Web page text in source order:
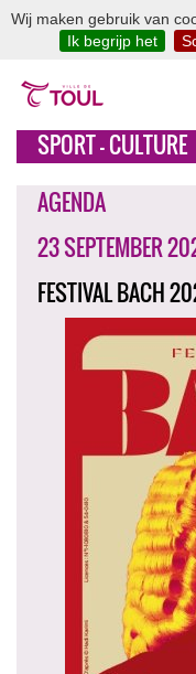
Wij maken gebruik van
Ik begrijp het
SPORT - CULTURE
AGENDA
23 SEPTEMBER
FESTIVAL BACH